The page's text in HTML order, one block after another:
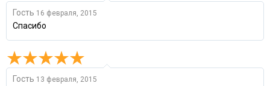
Гость 16 февраля, 2015
Спасибо
Гость 13 февраля, 2015